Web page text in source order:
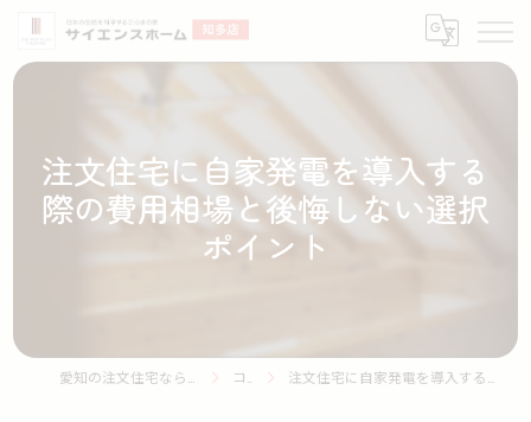
注文住宅に自家発電を導入する
際の費用相場と後悔しない選択
ポイント
コラム 注文住宅に自家発電を導入する際の費用相場と後悔しない選択ポイント